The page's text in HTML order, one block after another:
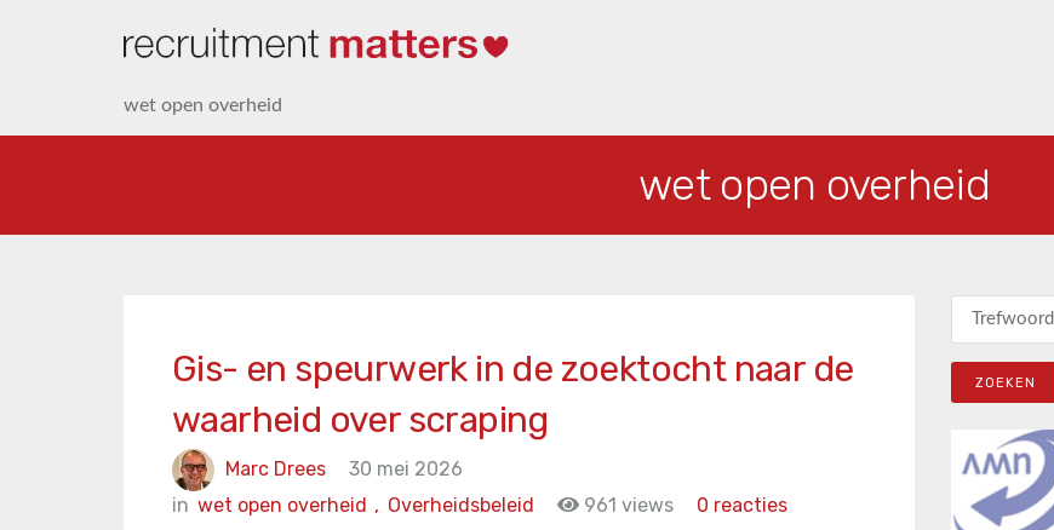
wet open overheid
wet open overheid
Gis- en speurwerk in de zoektocht naar de
waarheid over scraping
Marc Drees
30 mei 2026
in
Overheidsbeleid
wet open overheid , 961 views 0 reacties
Zoeken naar: